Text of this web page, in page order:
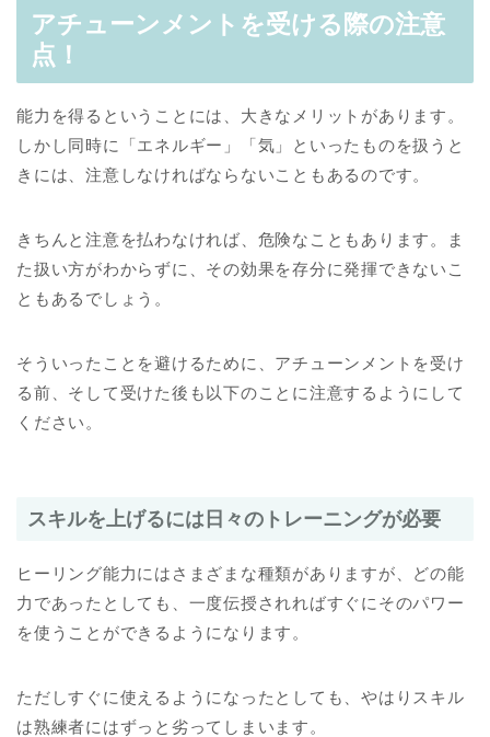
アチューンメントを受ける際の注意
点！
能力を得るということには、大きなメリットがあります。
しかし同時に「エネルギー」「気」といったものを扱うと
きには、注意しなければならないこともあるのです。
きちんと注意を払わなければ、危険なこともあります。ま
た扱い方がわからずに、その効果を存分に発揮できないこ
ともあるでしょう。
そういったことを避けるために、アチューンメントを受け
る前、そして受けた後も以下のことに注意するようにして
ください。
スキルを上げるには日々のトレーニングが必要
ヒーリング能力にはさまざまな種類がありますが、どの能
力であったとしても、一度伝授されればすぐにそのパワー
を使うことができるようになります。
ただしすぐに使えるようになったとしても、やはりスキル
は熟練者にはずっと劣ってしまいます。